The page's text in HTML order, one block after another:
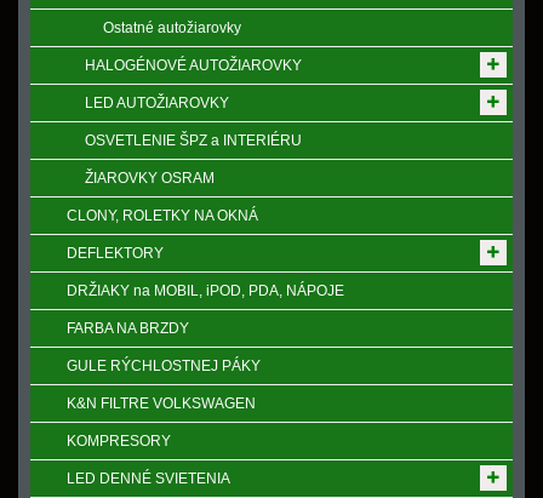
Ostatné autožiarovky
HALOGÉNOVÉ AUTOŽIAROVKY
LED AUTOŽIAROVKY
OSVETLENIE ŠPZ a INTERIÉRU
ŽIAROVKY OSRAM
CLONY, ROLETKY NA OKNÁ
DEFLEKTORY
DRŽIAKY na MOBIL, iPOD, PDA, NÁPOJE
FARBA NA BRZDY
GULE RÝCHLOSTNEJ PÁKY
K&N FILTRE VOLKSWAGEN
KOMPRESORY
LED DENNÉ SVIETENIA